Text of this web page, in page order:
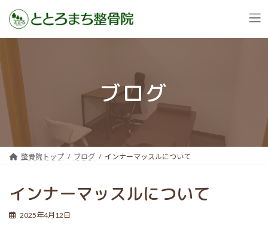
テ
ン
ツ
へ
ゲ
ー
シ
ョ
ブログ
整骨院トップ ブログ インナーマッスルについて
インナーマッスルについて
2025年4月12日